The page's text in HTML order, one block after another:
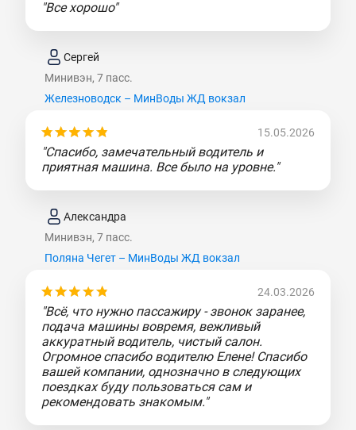
"Все хорошо"
Сергей
Минивэн, 7 пасс.
Железноводск – МинВоды ЖД вокзал
15.05.2026
"Спасибо, замечательный водитель и
приятная машина. Все было на уровне."
Александра
Минивэн, 7 пасс.
Поляна Чегет – МинВоды ЖД вокзал
24.03.2026
"Всё, что нужно пассажиру - звонок заранее,
подача машины вовремя, вежливый
аккуратный водитель, чистый салон.
Огромное спасибо водителю Елене! Спасибо
вашей компании, однозначно в следующих
поездках буду пользоваться сам и
рекомендовать знакомым."